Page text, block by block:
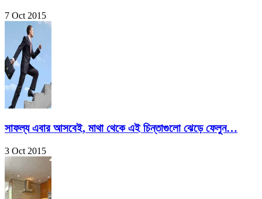
7 Oct 2015
সাফল্য এবার আসবেই, মাথা থেকে এই চিন্তাগুলো ঝেড়ে ফেলুন…
3 Oct 2015